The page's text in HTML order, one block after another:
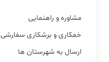
مشاوره و راهنمایی
خمکاری و برشکاری سفارشی
ارسال به شهرستان ها